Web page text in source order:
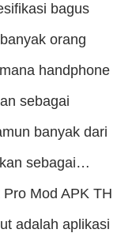
bagus
orang
handphone
sebagai
banyak dari
sebagai…
Mod APK TH
adalah aplikasi